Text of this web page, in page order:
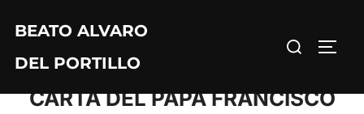
contenido
BEATO ALVARO
DEL PORTILLO
Buscar:
CARTA DEL PAPA FRANCISCO